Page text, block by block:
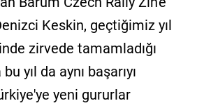
Keskin, geçtiğimiz yıl
zirvede tamamladığı
yıl da aynı başarıyı
yeni gururlar